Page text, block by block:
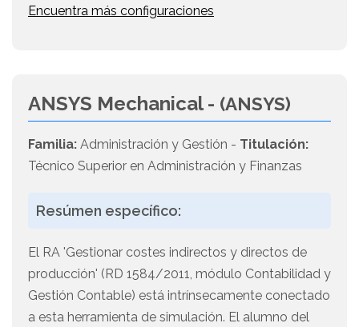
Encuentra más configuraciones
ANSYS Mechanical - (ANSYS)
Familia: Administración y Gestión - Titulación:
Técnico Superior en Administración y Finanzas
Resúmen específico:
El RA 'Gestionar costes indirectos y directos de
producción' (RD 1584/2011, módulo Contabilidad y
Gestión Contable) está intrínsecamente conectado
a esta herramienta de simulación. El alumno del